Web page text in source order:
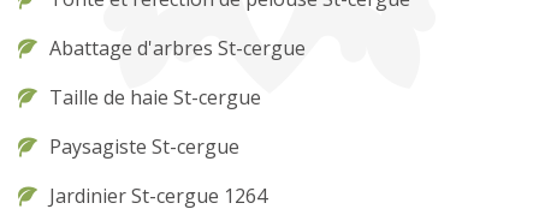
Abattage d'arbres St-cergue
Taille de haie St-cergue
Paysagiste St-cergue
Jardinier St-cergue 1264